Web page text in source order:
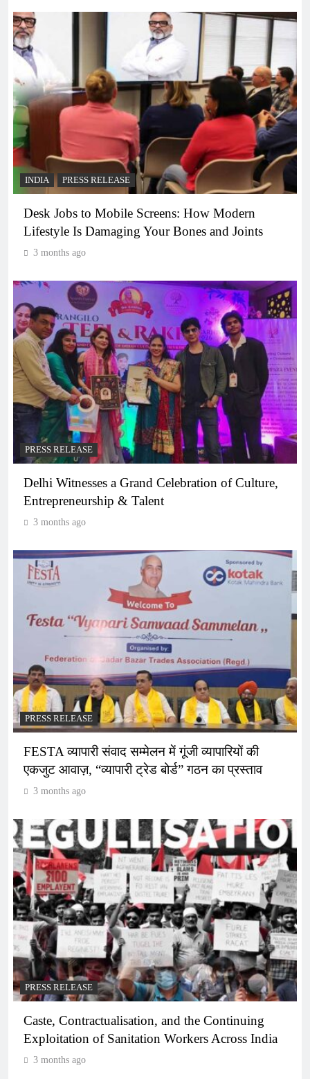
INDIA PRESS RELEASE
Desk Jobs to Mobile Screens: How Modern
Lifestyle Is Damaging Your Bones and Joints
3 months ago
PRESS RELEASE
Delhi Witnesses a Grand Celebration of Culture,
Entrepreneurship & Talent
3 months ago
PRESS RELEASE
FESTA व्यापारी संवाद सम्मेलन में गूंजी व्यापारियों की
एकजुट आवाज़, “व्यापारी ट्रेड बोर्ड” गठन का प्रस्ताव
3 months ago
PRESS RELEASE
Caste, Contractualisation, and the Continuing
Exploitation of Sanitation Workers Across India
3 months ago